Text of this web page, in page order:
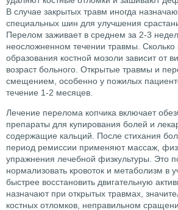
В случае закрытых травм иногда
специальных шин для улучшения
Перелом заживает в среднем за 2-3
неосложненном течении травмы.
образования костной мозоли зависит от
возраст больного. Открытые травмы и
смещением, особенно у пожилых
течение 1-2 месяцев.
Лечение перелома копчика включает
препараты для купирования болей и
содержащие кальций. После стихания
период ремиссии применяют массаж,
упражнения лечебной физкультуры. Это
нормализовать кровоток и метаболизм в
быстрее восстановить двигательную
назначают при открытых травмах,
костных отломков, неправильном